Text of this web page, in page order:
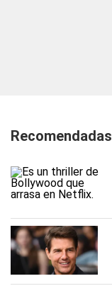
Recomendadas